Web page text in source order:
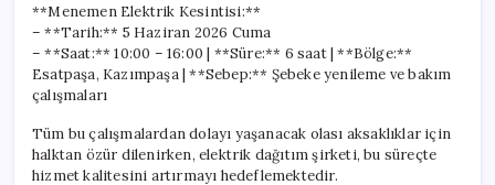
**Menemen Elektrik Kesintisi:**
– **Tarih:** 5 Haziran 2026 Cuma
– **Saat:** 10:00 – 16:00 | **Süre:** 6 saat | **Bölge:**
Esatpaşa, Kazımpaşa | **Sebep:** Şebeke yenileme ve bakım
çalışmaları
Tüm bu çalışmalardan dolayı yaşanacak olası aksaklıklar için
halktan özür dilenirken, elektrik dağıtım şirketi, bu süreçte
hizmet kalitesini artırmayı hedeflemektedir.